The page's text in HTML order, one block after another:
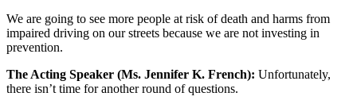
We are going to see more people at risk of death and harms from
impaired driving on our streets because we are not investing in
prevention.
The Acting Speaker (Ms. Jennifer K. French): Unfortunately,
there isn’t time for another round of questions.